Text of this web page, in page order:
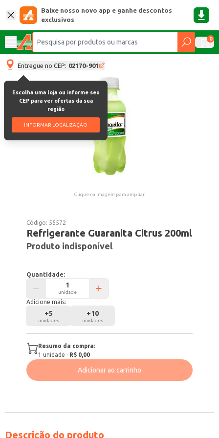
Baixe nosso novo app e ganhe descontos
exclusivos
0
Entregue no CEP: 02170-901
Escolha uma loja ou informe seu
CEP para ver ofertas da sua
região
INFORMAR LOCALIZAÇÃO
Clique na imagem para ampliar.
Código: 55572
Refrigerante Guaranita Citrus 200ml
Produto indisponível
Quantidade:
unidade
Adicione mais:
+5
unidades
+10
unidades
Resumo da compra:
1 unidade · R$ 0,00
Adicionar ao carrinho
Descrição do produto